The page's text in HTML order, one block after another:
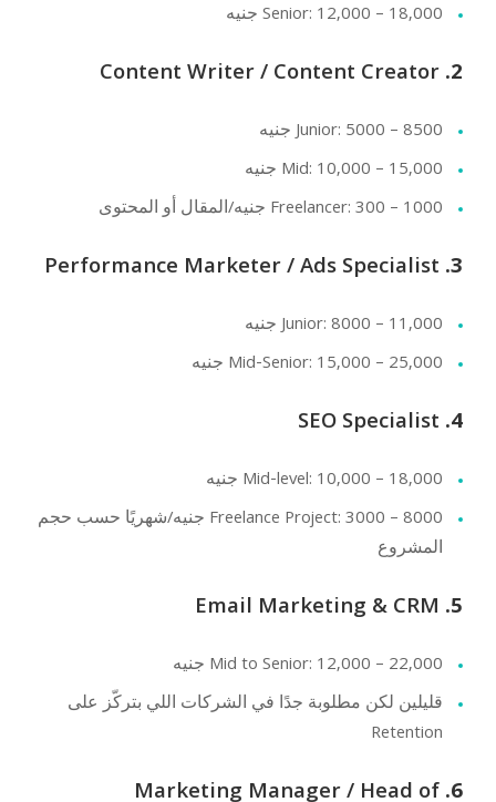
Senior: 12,000 – 18,000 جنيه
2.
Content Writer / Content Creator
Junior: 5000 – 8500 جنيه
Mid: 10,000 – 15,000 جنيه
Freelancer: 300 – 1000 جنيه/المقال أو المحتوى
3.
Performance Marketer / Ads Specialist
Junior: 8000 – 11,000 جنيه
Mid-Senior: 15,000 – 25,000 جنيه
4.
SEO Specialist
Mid-level: 10,000 – 18,000 جنيه
Freelance Project: 3000 – 8000 جنيه/شهريًا حسب حجم
المشروع
5.
Email Marketing & CRM
Mid to Senior: 12,000 – 22,000 جنيه
قليلين لكن مطلوبة جدًا في الشركات اللي بتركّز على
Retention
6.
Marketing Manager / Head of